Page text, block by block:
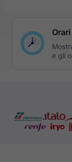
e gli